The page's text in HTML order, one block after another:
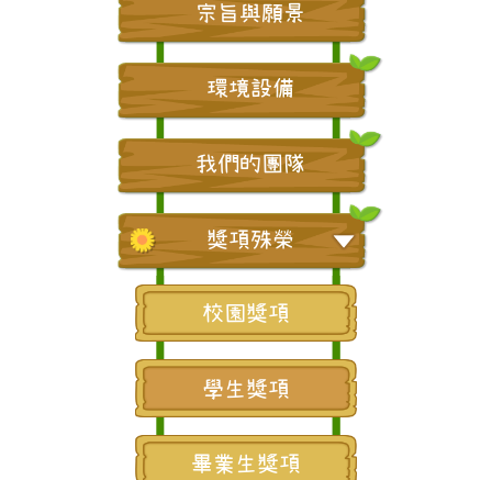
宗旨與願景
環境設備
我們的團隊
獎項殊榮
校園獎項
學生獎項
畢業生獎項